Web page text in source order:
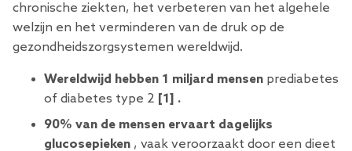
chronische ziekten, het verbeteren van het algehele
welzijn en het verminderen van de druk op de
gezondheidszorgsystemen wereldwijd.
Wereldwijd hebben 1 miljard mensen prediabetes
of diabetes type 2 [1] .
90% van de mensen ervaart dagelijks
glucosepieken , vaak veroorzaakt door een dieet